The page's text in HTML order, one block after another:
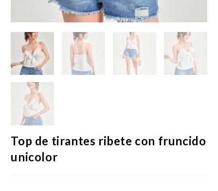
Top de tirantes ribete con fruncido
unicolor